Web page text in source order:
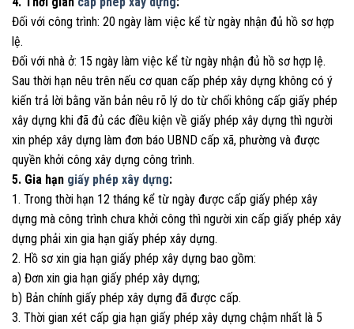
Đối với công trình: 20 ngày làm việc kể từ ngày nhận đủ hồ sơ hợp
lệ.
Đối với nhà ở: 15 ngày làm việc kể từ ngày nhận đủ hồ sơ hợp lệ.
Sau thời hạn nêu trên nếu cơ quan cấp phép xây dựng không có ý
kiến trả lời bằng văn bản nêu rõ lý do từ chối không cấp giấy phép
xây dựng khi đã đủ các điều kiện về giấy phép xây dựng thì người
xin phép xây dựng làm đơn báo UBND cấp xã, phường và được
quyền khởi công xây dựng công trình.
5. Gia hạn giấy phép xây dựng:
1. Trong thời hạn 12 tháng kể từ ngày được cấp giấy phép xây
dựng mà công trình chưa khởi công thì người xin cấp giấy phép xây
dựng phải xin gia hạn giấy phép xây dựng.
2. Hồ sơ xin gia hạn giấy phép xây dựng bao gồm:
a) Đơn xin gia hạn giấy phép xây dựng;
b) Bản chính giấy phép xây dựng đã được cấp.
3. Thời gian xét cấp gia hạn giấy phép xây dựng chậm nhất là 5